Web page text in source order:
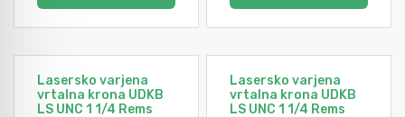
Lasersko varjena
vrtalna krona UDKB
LS UNC 1 1/4 Rems
Lasersko varjena
vrtalna krona UDKB
LS UNC 1 1/4 Rems